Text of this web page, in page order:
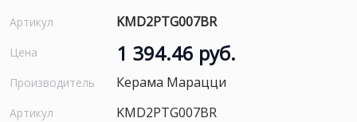
Артикул KMD2PTG007BR
Цена 1 394.46 руб.
Производитель Керама Марацци
Артикул KMD2PTG007BR